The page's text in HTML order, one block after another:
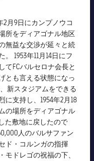
2月9日にカンプノウコ
所をディアゴナル地区
無益な交渉が延々と続
1953年11月14日にフ
てFCバルセロナ会長と
とも言える状態になっ
新スタジアムをできる
支持し、1954年2月18
の場所をディアゴナル
た敷地に戻したので
人のバルサファン
ド・コルンガの指揮
モドレゴの祝福の下、